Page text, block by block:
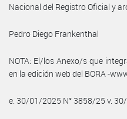
Nacional del Registro Oficial y
Pedro Diego Frankenthal
NOTA: El/los Anexo/s que
en la edición web del BORA -
e. 30/01/2025 N° 3858/25 v.